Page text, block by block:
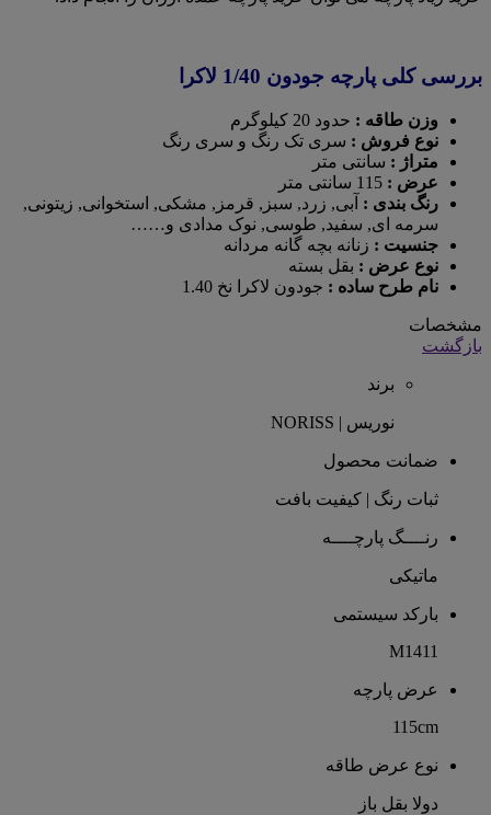
بررسی کلی پارچه جودون 1/40 لاکرا
وزن طاقه : حدود 20 کیلوگرم
نوع فروش : سری تک رنگ و سری رنگ
متراژ : سانتی متر
عرض :
رنگ بندی : آبی, زرد, سبز, قرمز, مشکی, استخوانی, زیتونی,
سرمه ای, سفید, طوسی, نوک مدادی و……
جنسیت : زنانه بچه گانه مردانه
نوع عرض : بقل بسته
نام طرح ساده : جودون لاکرا نخ 1.40
مشخصات
بازگشت
برند
نوریس | NORISS
ضمانت محصول
ثبات رنگ | کیفیت بافت
رنــــگ پارچــــه
ماتیکی
بارکد سیستمی
M1411
عرض پارچه
115cm
نوع عرض طاقه
دولا بقل باز